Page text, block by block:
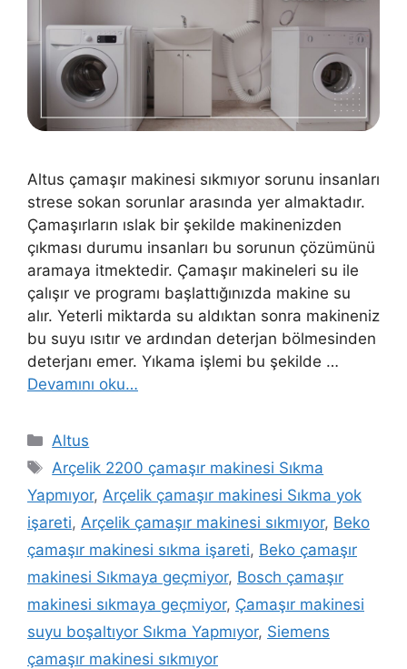
Altus çamaşır makinesi sıkmıyor sorunu insanları
strese sokan sorunlar arasında yer almaktadır.
Çamaşırların ıslak bir şekilde makinenizden
çıkması durumu insanları bu sorunun çözümünü
aramaya itmektedir. Çamaşır makineleri su ile
çalışır ve programı başlattığınızda makine su
alır. Yeterli miktarda su aldıktan sonra makineniz
bu suyu ısıtır ve ardından deterjan bölmesinden
deterjanı emer. Yıkama işlemi bu şekilde …
Devamını oku…
Kategoriler
Altus
Etiketler
Arçelik 2200 çamaşır makinesi Sıkma
Yapmıyor, Arçelik çamaşır makinesi Sıkma yok
işareti, Arçelik çamaşır makinesi sıkmıyor, Beko
çamaşır makinesi sıkma işareti, Beko çamaşır
makinesi Sıkmaya geçmiyor, Bosch çamaşır
makinesi sıkmaya geçmiyor, Çamaşır makinesi
suyu boşaltıyor Sıkma Yapmıyor, Siemens
çamaşır makinesi sıkmıyor